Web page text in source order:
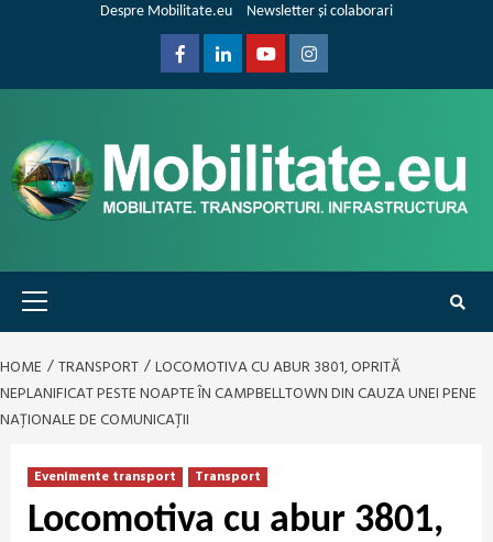
Despre Mobilitate.eu Newsletter și colaborari
FacebookLinkedinYoutubeInstagram
Primary
Menu
HOME TRANSPORT
LOCOMOTIVA CU ABUR 3801, OPRITĂ
NEPLANIFICAT PESTE NOAPTE ÎN CAMPBELLTOWN DIN CAUZA UNEI PENE
NAȚIONALE DE COMUNICAȚII
Evenimente transport Transport
Locomotiva cu abur 3801,